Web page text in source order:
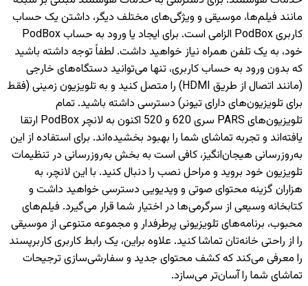
مانند فیلم‌ها، موسیقی و ویژگی‌های مختلف دیگر، داشتن یک حساب
کاربری PodBox الزامی است. برای ایجاد یا ورود به حساب PodBox
خود، به یک تلفن همراه نیاز خواهید داشت. لطفاً توجه داشته باشید
که بدون ورود به حساب کاربری، تنها می‌توانید دستگاه‌های خارجی
(مانند اتصال از طریق HDMI) را متصل کنید و به تلویزیون‌ زمینی (فقط
برای تلویزیون‌های دارای تیونر) دسترسی داشته باشید. تمام
تلویزیون‌های PARS سری 620 و 520 اکنون به لانچر PodBox ارتقا
یافته‌اند و تجربه تماشای شما را بهبود بخشیده‌اند. برای استفاده از این
به‌روزرسانی هیجان‌انگیز، کافی است به بخش به‌روزرسانی در تنظیمات
تلویزیون خود بروید و مراحل نصب را دنبال کنید. با این لانچر، به
هزاران گزینه محتوای صوتی و ویدیویی دسترسی خواهید داشت و
کتابخانه وسیعی از سرگرمی‌ها در اختیار شما قرار می‌گیرد. فیلم‌های
محبوب، برنامه‌های تلویزیونی پرطرفدار و مجموعه متنوعی از موسیقی
را از راحتی خانه‌تان تماشا کنید. علاوه براین، یک رابط کاربری کاربرپسند
را معرفی می‌کند که کشف محتوای جدید و سفارشی‌سازی ترجیحات
تماشای شما را آسان‌تر می‌سازد.